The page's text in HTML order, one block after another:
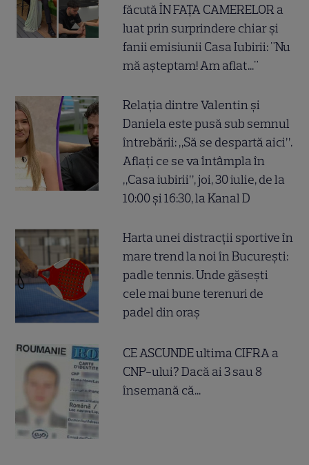
făcută ÎN FAȚA CAMERELOR a
luat prin surprindere chiar și
fanii emisiunii Casa Iubirii: "Nu
mă așteptam! Am aflat..."
Relația dintre Valentin și
Daniela este pusă sub semnul
întrebării: „Să se despartă aici”.
Aflați ce se va întâmpla în
„Casa iubirii”, joi, 30 iulie, de la
10:00 și 16:30, la Kanal D
Harta unei distracții sportive în
mare trend la noi în București:
padle tennis. Unde găsești
cele mai bune terenuri de
padel din oraș
CE ASCUNDE ultima CIFRA a
CNP-ului? Dacă ai 3 sau 8
însemană că...